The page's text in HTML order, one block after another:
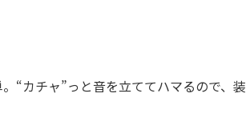
“カチャ”っと音を立ててハマるので、装